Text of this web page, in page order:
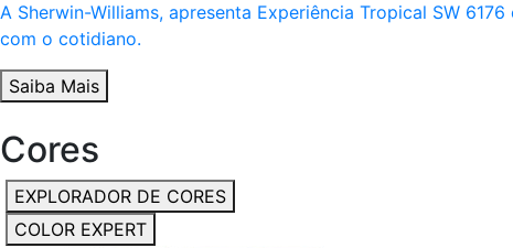
A Sherwin-Williams, apresenta Experiência Tropical SW
com o cotidiano.
Saiba Mais
Cores
EXPLORADOR DE CORES
COLOR EXPERT